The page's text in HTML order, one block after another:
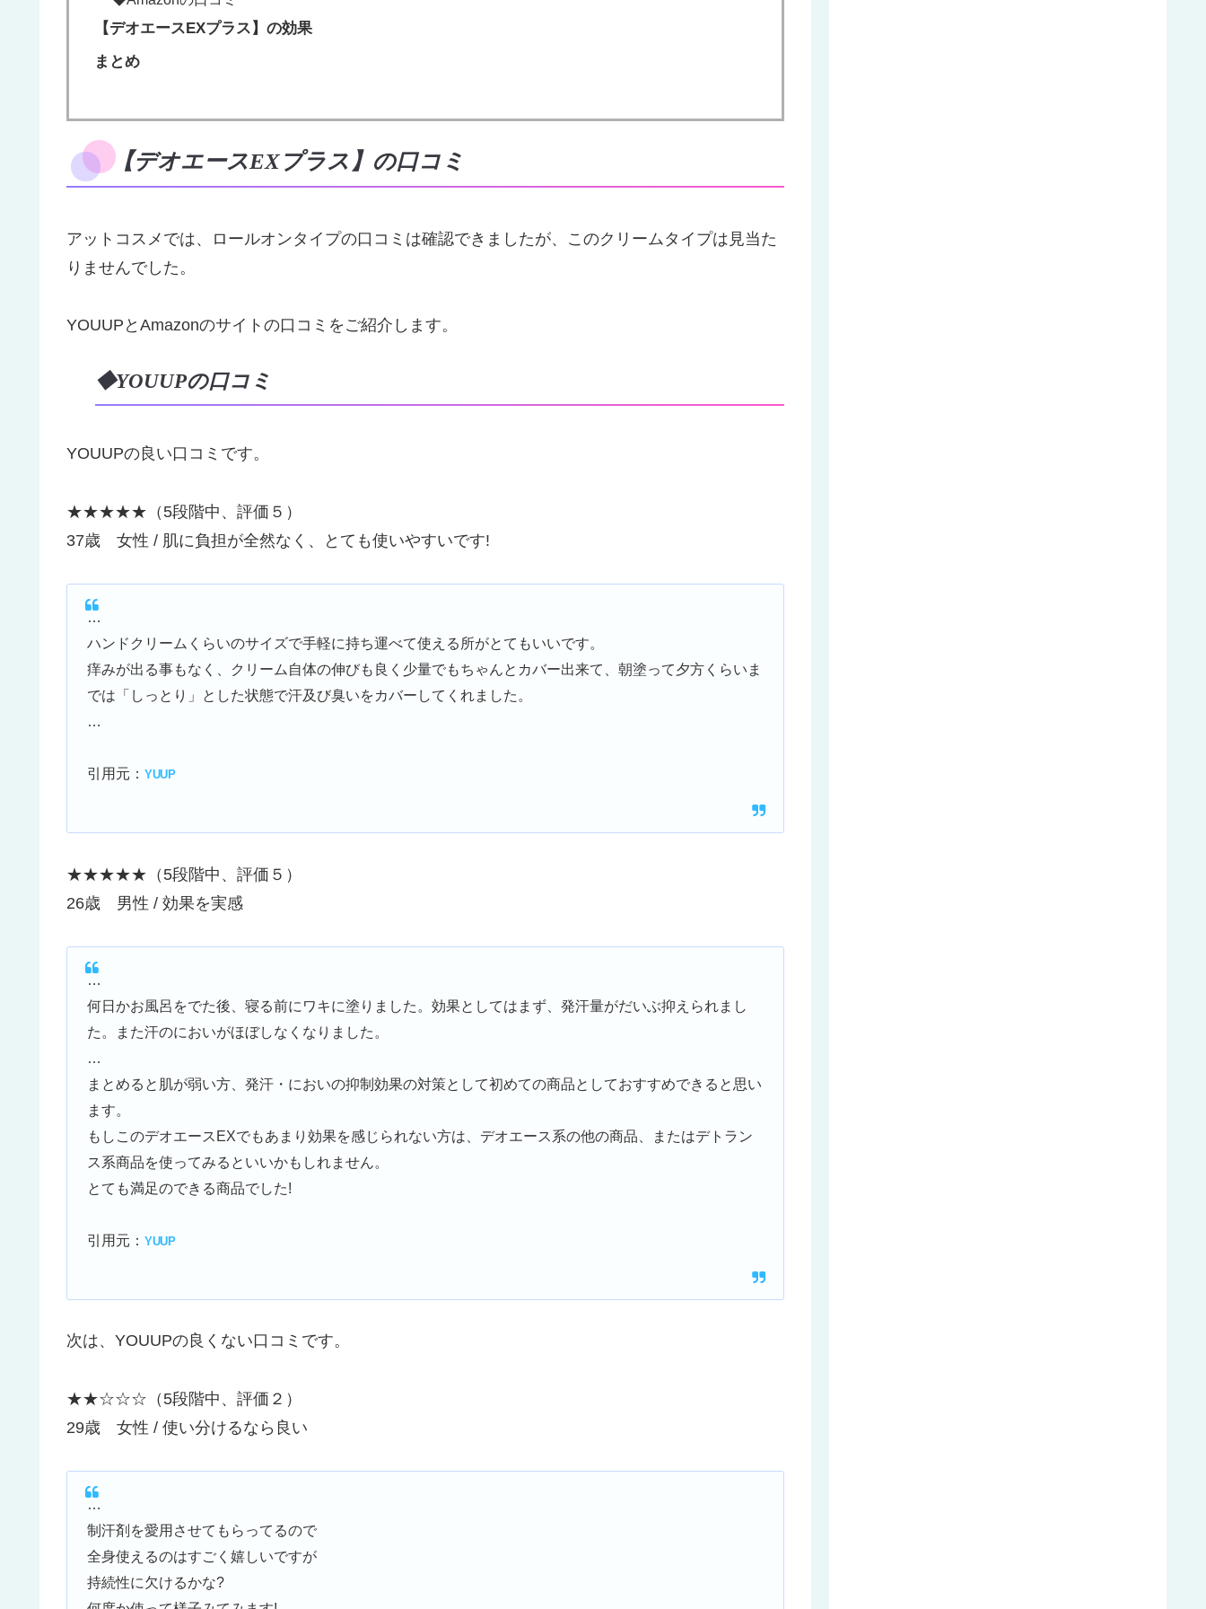
【デオエースEXプラス】の効果
まとめ
【デオエースEXプラス】の口コミ
アットコスメでは、ロールオンタイプの口コミは確認できましたが、このクリームタイプは見当た
りませんでした。
YOUUPとAmazonのサイトの口コミをご紹介します。
◆YOUUPの口コミ
YOUUPの良い口コミです。
★★★★★（5段階中、評価５）
37歳 女性 / 肌に負担が全然なく、とても使いやすいです!
…
ハンドクリームくらいのサイズで手軽に持ち運べて使える所がとてもいいです。
痒みが出る事もなく、クリーム自体の伸びも良く少量でもちゃんとカバー出来て、朝塗って夕方くらいま
では「しっとり」とした状態で汗及び臭いをカバーしてくれました。
…
引用元： YUUP
★★★★★（5段階中、評価５）
26歳 男性 / 効果を実感
…
何日かお風呂をでた後、寝る前にワキに塗りました。効果としてはまず、発汗量がだいぶ抑えられまし
た。また汗のにおいがほぼしなくなりました。
…
まとめると肌が弱い方、発汗・においの抑制効果の対策として初めての商品としておすすめできると思い
ます。
もしこのデオエースEXでもあまり効果を感じられない方は、デオエース系の他の商品、またはデトラン
ス系商品を使ってみるといいかもしれません。
とても満足のできる商品でした!
引用元： YUUP
次は、YOUUPの良くない口コミです。
★★☆☆☆（5段階中、評価２）
29歳 女性 / 使い分けるなら良い
…
制汗剤を愛用させてもらってるので
全身使えるのはすごく嬉しいですが
持続性に欠けるかな?